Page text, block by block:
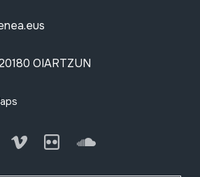
OIARTZUN
Issuu Vimeo Flickr SoundCloud